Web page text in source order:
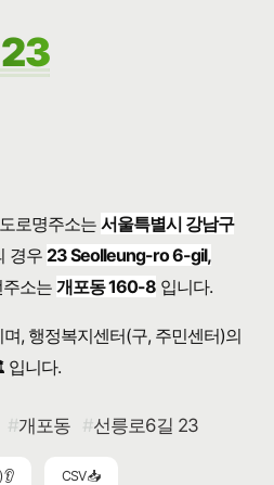
로명주소는서울특별시 강남구
경우 23 Seolleung-ro 6-gil,
소는개포동 160-8 입니다.
며, 행정복지센터(구, 주민센터)의
니다.
개포동 선릉로6길 23
👂 CSV 📥